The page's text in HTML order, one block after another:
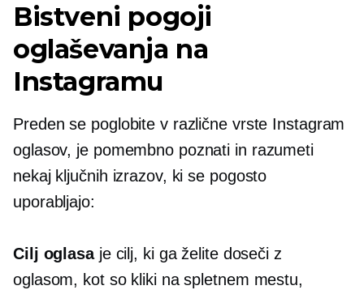
Bistveni pogoji
oglaševanja na
Instagramu
Preden se poglobite v različne vrste Instagram
oglasov, je pomembno poznati in razumeti
nekaj ključnih izrazov, ki se pogosto
uporabljajo:
Cilj oglasaje cilj, ki ga želite doseči z
oglasom, kot so kliki na spletnem mestu,